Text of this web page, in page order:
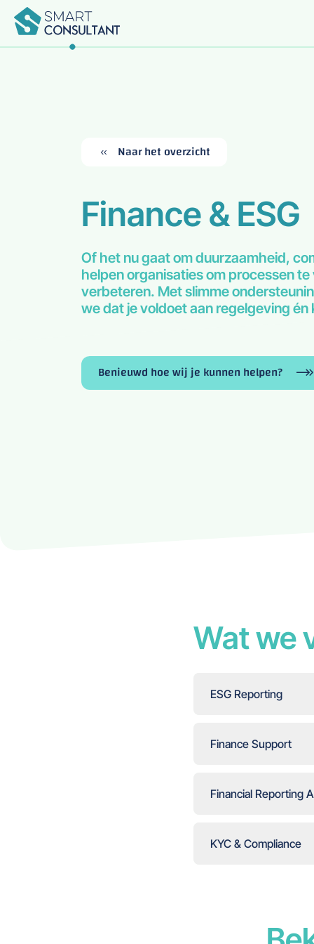
Voor Studenten
Contact
Terug
Onze Diensten
Terug
Terug
Terug
Terug
Naar het overzicht
Finance & ESG
Of het nu gaat om duurzaamheid,
helpen organisaties om processen
verbeteren. Met slimme
we dat je voldoet aan regelgeving
Benieuwd hoe wij je kunnen helpen?
Wat we
ESG Reporting
Finance Support
Financial Reporting
KYC & Compliance